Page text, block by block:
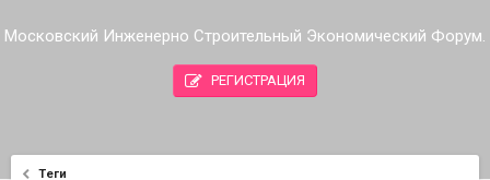
Московский Инженерно Строительный Экономический Форум.
РЕГИСТРАЦИЯ
Теги